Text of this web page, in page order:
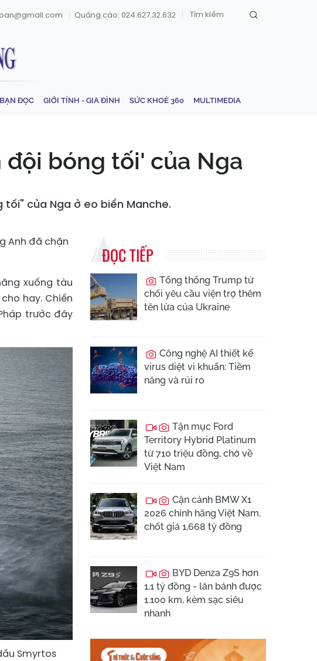
Quảng cáo: 024.627.32.632
ĐỌC GIỚI TÍNH - GIA ĐÌNH SỨC KHOẺ 360 MULTIMEDIA
bóng tối' của Nga
của Nga ở eo biển Manche.
Anh đã chặn
xuống tàu
hay. Chiến
trước đây
Smyrtos
ĐỌC TIẾP
Tổng thống Trump từ
chối yêu cầu viện trợ thêm
tên lửa của Ukraine
Công nghệ AI thiết kế
virus diệt vi khuẩn: Tiềm
năng và rủi ro
Tận mục Ford
Territory Hybrid Platinum
từ 710 triệu đồng, chờ về
Việt Nam
Cận cảnh BMW X1
2026 chính hãng Việt Nam,
chốt giá 1,668 tỷ đồng
BYD Denza Z9S hơn
1,1 tỷ đồng - lăn bánh được
1.100 km, kèm sạc siêu
nhanh